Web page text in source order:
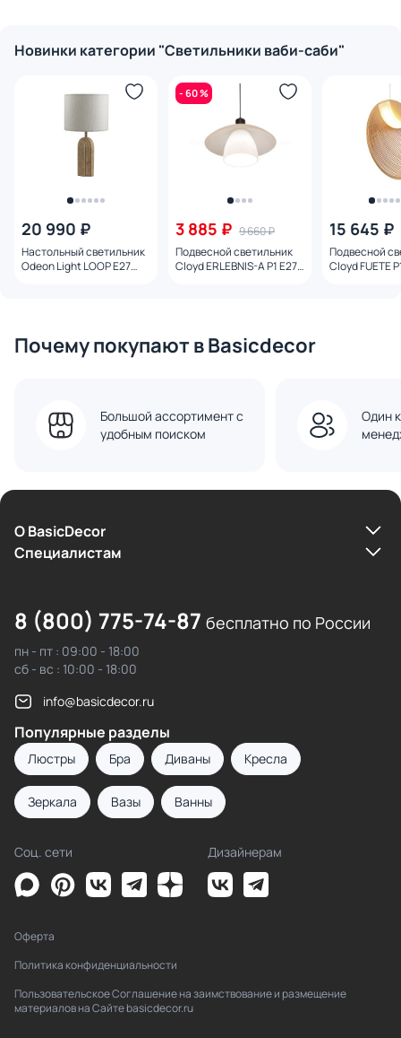
Новинки категории "Светильники ваби-саби"
20 990 ₽
Настольный светильник
Odeon Light LOOP E27
- 60 %
3 885 ₽ 9 660 ₽
Подвесной светильник
Cloyd ERLEBNIS-A P1 E27
15 645 ₽
Подвесной
Cloyd FUETE
Почему покупают в Basicdecor
Большой ассортимент с
удобным поиском
Один
О BasicDecor
Cпециалистам
8 (800) 775-74-87 бесплатно по России
пн - пт : 09:00 - 18:00
сб - вс : 10:00 - 18:00
info@basicdecor.ru
Популярные разделы
Люстры Бра Диваны Кресла
Зеркала Вазы Ванны
Соц. сети Дизайнерам
Оферта
Политика конфиденциальности
Пользовательское Соглашение на заимствование и размещение
материалов на Сайте basicdecor.ru